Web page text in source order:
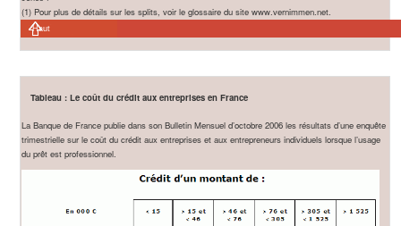
(1) Pour plus de détails sur les splits, voir le glossaire du site www.vernimmen.net.
Haut
Tableau : Le coût du crédit aux entreprises en France
La Banque de France publie dans son Bulletin Mensuel d’octobre 2006 les résultats d’une enquête
trimestrielle sur le coût du crédit aux entreprises et aux entrepreneurs individuels lorsque l’usage
du prêt est professionnel.